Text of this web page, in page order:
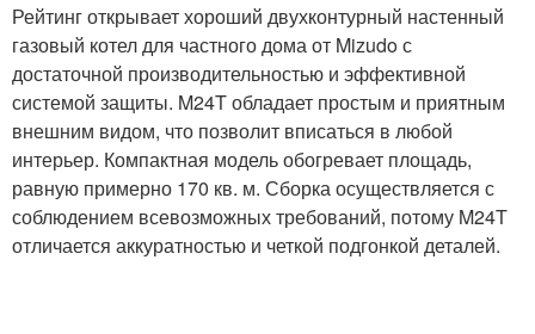
Рейтинг открывает хороший двухконтурный настенный
газовый котел для частного дома от Mizudo с
достаточной производительностью и эффективной
системой защиты. M24T обладает простым и приятным
внешним видом, что позволит вписаться в любой
интерьер. Компактная модель обогревает площадь,
равную примерно 170 кв. м. Сборка осуществляется с
соблюдением всевозможных требований, потому M24T
отличается аккуратностью и четкой подгонкой деталей.